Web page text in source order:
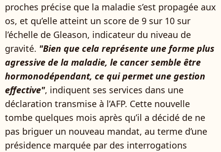
proches précise que la maladie s’est propagée aux
os, et qu’elle atteint un score de 9 sur 10 sur
l’échelle de Gleason, indicateur du niveau de
gravité. "Bien que cela représente une forme plus
agressive de la maladie, le cancer semble être
hormonodépendant, ce qui permet une gestion
effective", indiquent ses services dans une
déclaration transmise à l’AFP. Cette nouvelle
tombe quelques mois après qu’il a décidé de ne
pas briguer un nouveau mandat, au terme d’une
présidence marquée par des interrogations